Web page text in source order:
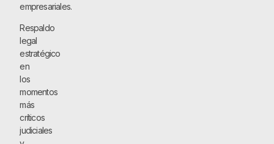
empresariales.
Respaldo
legal
estratégico
en
los
momentos
más
críticos
judiciales